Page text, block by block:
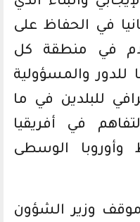
في الحفاظ على
في منطقة كل
للدور والمسؤولية
للبلدين في ما
في أفريقيا
​​وأوروبا الوسطى
وزير الشؤون